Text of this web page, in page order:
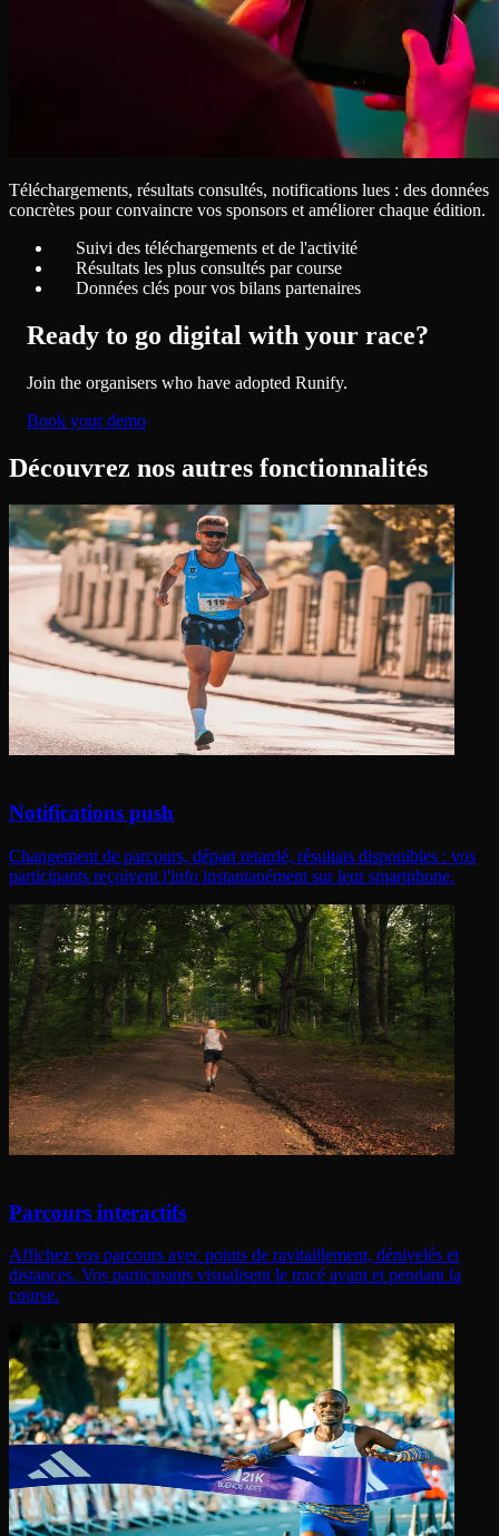
Téléchargements, résultats consultés, notifications lues : des données
concrètes pour convaincre vos sponsors et améliorer chaque édition.
Suivi des téléchargements et de l'activité
Résultats les plus consultés par course
Données clés pour vos bilans partenaires
Ready to go digital with your race?
Join the organisers who have adopted Runify.
Book your demo
Découvrez nos autres fonctionnalités
Notifications push
Changement de parcours, départ retardé, résultats disponibles : vos
participants reçoivent l'info instantanément sur leur smartphone.
Parcours interactifs
Affichez vos parcours avec points de ravitaillement, dénivelés et
distances. Vos participants visualisent le tracé avant et pendant la
course.